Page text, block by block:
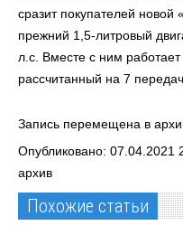
сразит покупателей новой
прежний 1,5-литровый
л.с. Вместе с ним
рассчитанный на 7 передач.
Запись перемещена в
Опубликовано: 07.04.2021
архив
Похожие статьи